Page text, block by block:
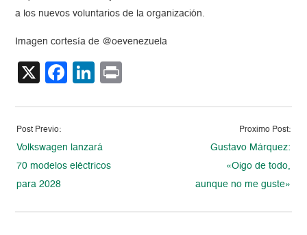
a los nuevos voluntarios de la organización.
Imagen cortesía de @oevenezuela
X Facebook
LinkedIn
Post Previo:
Volkswagen lanzará
70 modelos eléctricos
para 2028
Proximo Post:
Gustavo Márquez:
«Oigo de todo,
aunque no me guste»